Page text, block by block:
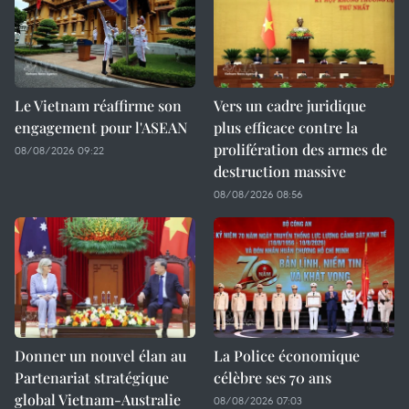
Le Vietnam réaffirme son
engagement pour l'ASEAN
08/08/2026 09:22
Vers un cadre juridique
plus efficace contre la
prolifération des armes de
destruction massive
08/08/2026 08:56
Donner un nouvel élan au
Partenariat stratégique
global Vietnam-Australie
La Police économique
célèbre ses 70 ans
08/08/2026 07:03